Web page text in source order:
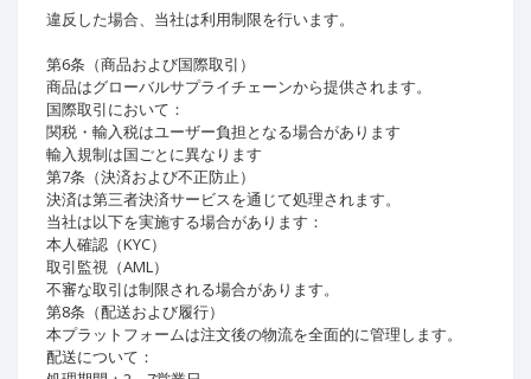
違反した場合、当社は利用制限を行います。
第6条（商品および国際取引）
商品はグローバルサプライチェーンから提供されます。
国際取引において：
関税・輸入税はユーザー負担となる場合があります
輸入規制は国ごとに異なります
第7条（決済および不正防止）
決済は第三者決済サービスを通じて処理されます。
当社は以下を実施する場合があります：
本人確認（KYC）
取引監視（AML）
不審な取引は制限される場合があります。
第8条（配送および履行）
本プラットフォームは注文後の物流を全面的に管理します。
配送について：